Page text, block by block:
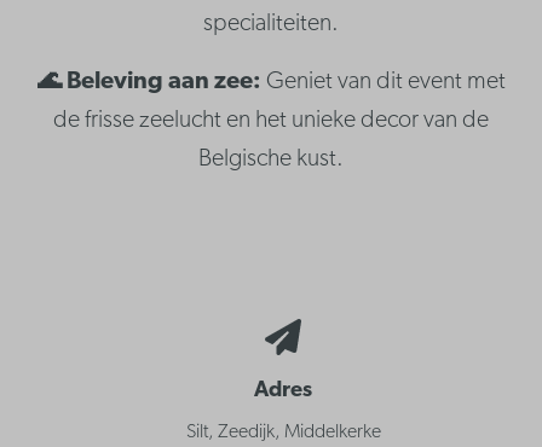
specialiteiten.
🌊 Beleving aan zee: Geniet van dit event met
de frisse zeelucht en het unieke decor van de
Belgische kust.
Adres
Silt, Zeedijk, Middelkerke